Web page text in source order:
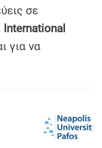
σε
International
για να